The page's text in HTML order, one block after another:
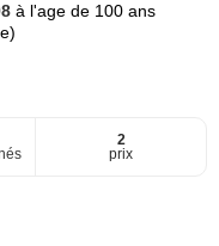
à l'age de 100 ans
2
prix